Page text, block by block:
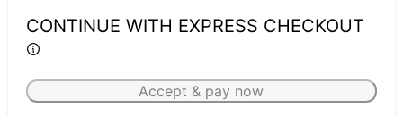
CONTINUE WITH EXPRESS CHECKOUT
Accept & pay now